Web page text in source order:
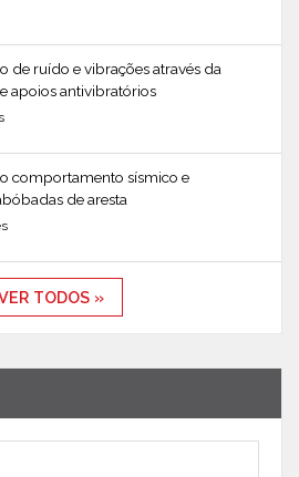
de ruído e vibrações através da
apoios antivibratórios
comportamento sísmico e
de aresta
TODOS »